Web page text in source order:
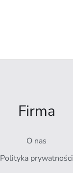
Firma
O nas
Polityka prywatności